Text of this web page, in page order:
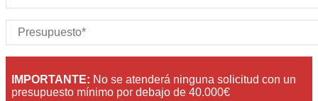
IMPORTANTE: No se atenderá ninguna solicitud con un
presupuesto mínimo por debajo de 40.000€